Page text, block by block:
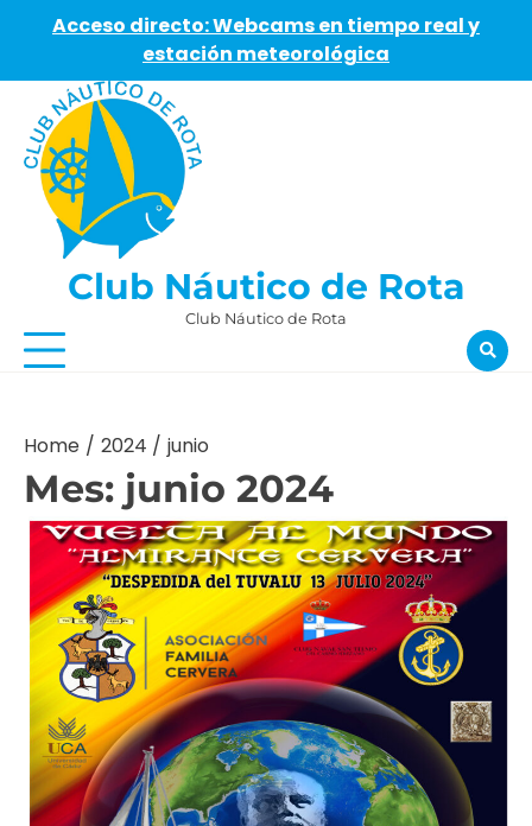
Acceso directo: Webcams en tiempo real y
estación meteorológica
content
Club Náutico de Rota
Club Náutico de Rota
Home 2024 junio
Mes: junio 2024